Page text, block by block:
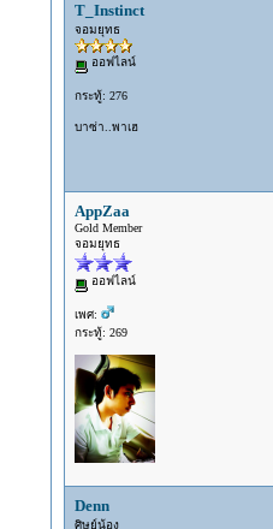
T_Instinct
จอมยุทธ
ออฟไลน์
กระทู้: 276
บาซ่า..พาเฮ
AppZaa
Gold Member
จอมยุทธ
ออฟไลน์
เพศ:
กระทู้: 269
Denn
ศิษย์น้อง